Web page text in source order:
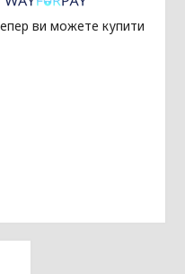
ви можете купити